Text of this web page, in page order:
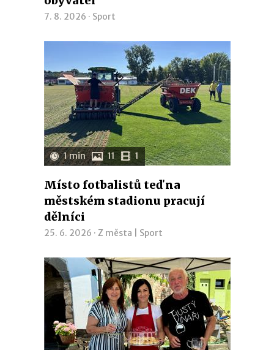
7. 8. 2026 · Sport
1 min 11 1
Místo fotbalistů teď na
městském stadionu pracují
dělníci
25. 6. 2026 · Z města Sport